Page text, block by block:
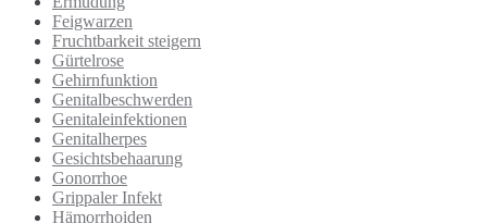
Feigwarzen
Fruchtbarkeit steigern
Gürtelrose
Gehirnfunktion
Genitalbeschwerden
Genitaleinfektionen
Genitalherpes
Gesichtsbehaarung
Gonorrhoe
Grippaler Infekt
Hämorrhoiden